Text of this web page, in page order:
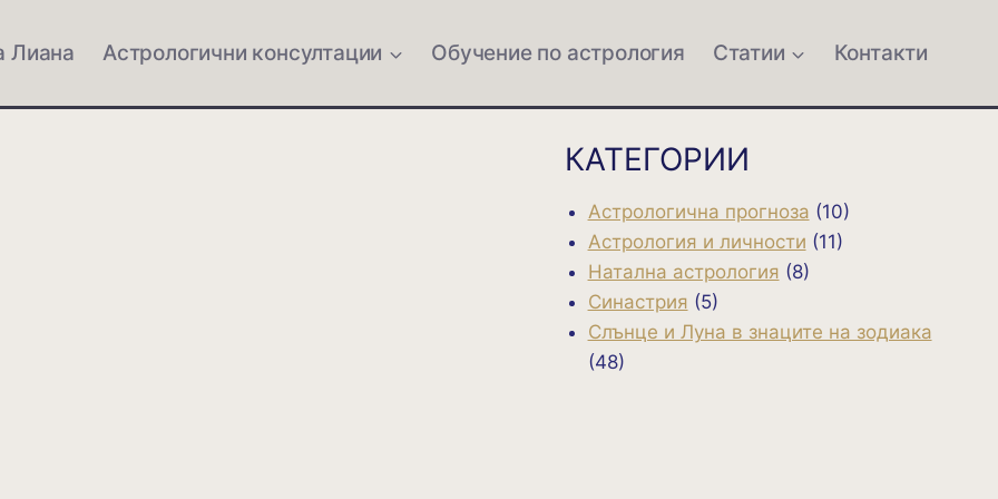
Лиана Астрологични консултации Обучение по астрология Статии Контакти
КАТЕГОРИИ
Астрологична прогноза (10)
Астрология и личности (11)
Натална астрология (8)
Синастрия (5)
Слънце и Луна в знаците на зодиака
(48)